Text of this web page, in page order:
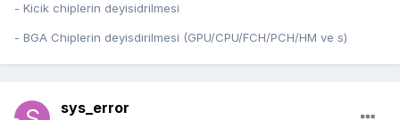
- Kicik chiplerin deyisidrilmesi
- BGA Chiplerin deyisdirilmesi (GPU/CPU/FCH/PCH/HM ve s)
sys_error